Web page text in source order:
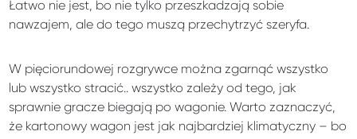
Łatwo nie jest, bo nie tylko przeszkadzają sobie
nawzajem, ale do tego muszą przechytrzyć szeryfa.
W pięciorundowej rozgrywce można zgarnąć wszystko
lub wszystko stracić.. wszystko zależy od tego, jak
sprawnie gracze biegają po wagonie. Warto zaznaczyć,
że kartonowy wagon jest jak najbardziej klimatyczny – bo